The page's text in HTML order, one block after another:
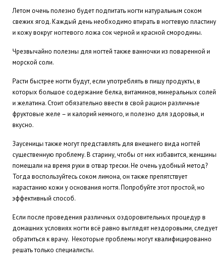
Летом очень полезно будет подпитать ногти натуральным соком
свежих ягод. Каждый день необходимо втирать в ногтевую пластину
и кожу вокруг ногтевого ложа сок черной и красной смородины.
Чрезвычайно полезны для ногтей также ванночки из поваренной и
морской соли.
Расти быстрее ногти будут, если употреблять в пищу продукты, в
которых большое содержание белка, витаминов, минеральных солей
и желатина. Стоит обязательно ввести в свой рацион различные
фруктовые желе – и калорий немного, и полезно для здоровья, и
вкусно.
Заусеницы также могут представлять для внешнего вида ногтей
существенную проблему. В старину, чтобы от них избавится, женщины
помещали на время руки в отвар трески. Не очень удобный метод?
Тогда воспользуйтесь соком лимона, он также препятствует
нарастанию кожи у основания ногтя. Попробуйте этот простой, но
эффективный способ.
Если после проведения различных оздоровительных процедур в
домашних условиях ногти всё равно выглядят нездоровыми, следует
обратиться к врачу. Некоторые проблемы могут квалифицированно
решать только специалисты.